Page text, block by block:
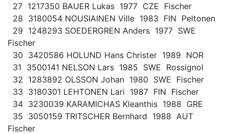
27 1217350 BAUER Lukas 1977 CZE Fischer
28 3180054 NOUSIAINEN Ville 1983 FIN Peltonen
29 1248293 SOEDERGREN Anders 1977 SWE
Fischer
30 3420586 HOLUND Hans Christer 1989 NOR
31 3500141 NELSON Lars 1985 SWE Rossignol
32 1283892 OLSSON Johan 1980 SWE Fischer
33 3180301 LEHTONEN Lari 1987 FIN Fischer
34 3230039 KARAMICHAS Kleanthis 1988 GRE
35 3050159 TRITSCHER Bernhard 1988 AUT
Fischer